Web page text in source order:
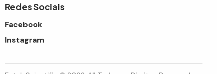
Redes Sociais
Facebook
Instagram